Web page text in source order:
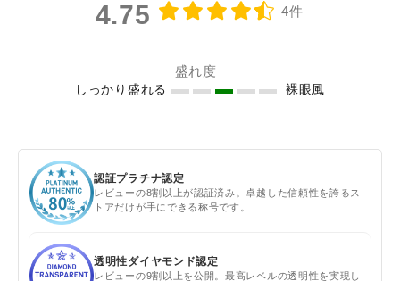
4.75 4件
盛れ度
しっかり盛れる 裸眼風
認証プラチナ認定
レビューの8割以上が認証済み。卓越した信頼性を誇るス
トアだけが手にできる称号です。
透明性ダイヤモンド認定
レビューの9割以上を公開。最高レベルの透明性を実現し